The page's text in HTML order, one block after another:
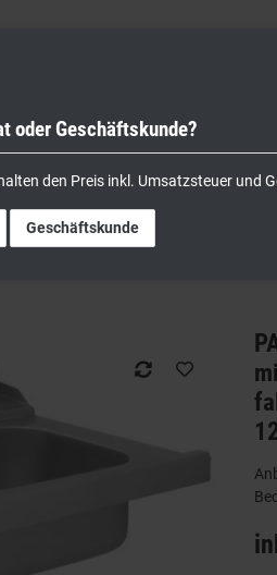
Zulauftisch Links mit Becken und 150mm
oder Geschäftskunde?
den Preis inkl. Umsatzsteuer und
Geschäftskunde